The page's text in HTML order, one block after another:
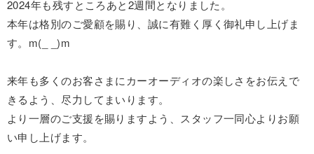
2024年も残すところあと2週間となりました。
本年は格別のご愛顧を賜り、誠に有難く厚く御礼申し上げま
す。m(_ _)m
来年も多くのお客さまにカーオーディオの楽しさをお伝えで
きるよう、尽力してまいります。
より一層のご支援を賜りますよう、スタッフ一同心よりお願
い申し上げます。